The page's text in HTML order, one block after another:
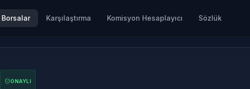
Borsalar Karşılaştırma Komisyon Hesaplayıcı Sözlük
ONAYLI